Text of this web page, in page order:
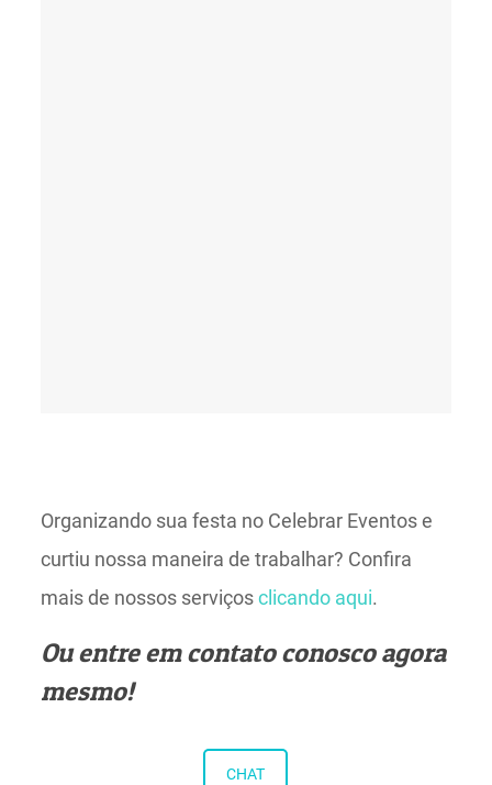
Organizando sua festa no Celebrar Eventos e
curtiu nossa maneira de trabalhar? Confira
mais de nossos serviçosclicando aqui.
Ou entre em contato conosco agora
mesmo!
CHAT